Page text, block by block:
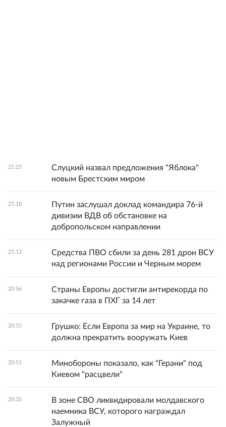
21:25
Слуцкий назвал предложения "Яблока"
новым Брестским миром
21:18
Путин заслушал доклад командира 76-й
дивизии ВДВ об обстановке на
добропольском направлении
21:12
Средства ПВО сбили за день 281 дрон ВСУ
над регионами России и Черным морем
20:56
Страны Европы достигли антирекорда по
закачке газа в ПХГ за 14 лет
20:55
Грушко: Если Европа за мир на Украине, то
должна прекратить вооружать Киев
20:51
Минобороны показало, как "Герани" под
Киевом "расцвели"
20:35
В зоне СВО ликвидировали молдавского
наемника ВСУ, которого награждал
Залужный